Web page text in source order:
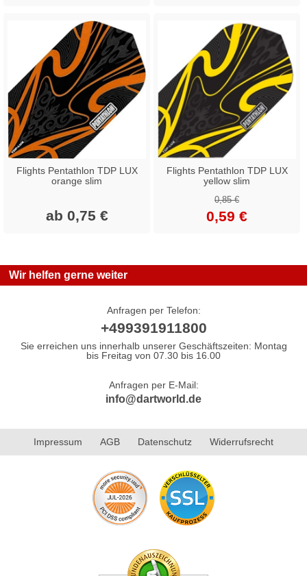
Flights Pentathlon TDP LUX
orange slim
ab 0,75 €
Flights Pentathlon TDP LUX
yellow slim
0,85 €
0,59 €
Wir helfen gerne weiter
Anfragen per Telefon:
+499391911800
Sie erreichen uns innerhalb unserer Geschäftszeiten: Montag
bis Freitag von 07.30 bis 16.00
Anfragen per E-Mail:
info@dartworld.de
Impressum AGB Datenschutz Widerrufsrecht